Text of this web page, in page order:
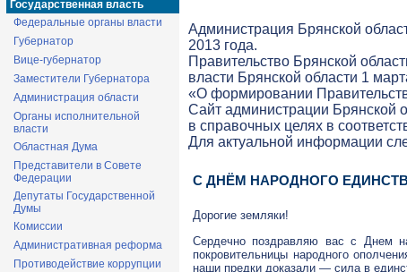
Государственная власть
Федеральные органы власти
Губернатор
Вице-губернатор
Заместители Губернатора
Администрация области
Органы исполнительной
власти
Областная Дума
Представители в Совете
Федерации
Депутаты Государственной
Думы
Комиссии
Административная реформа
Противодействие коррупции
Администрация Брянской
2013 года.
Правительство Брянской
власти Брянской области 1
«О формировании
Cайт администрации Брянской
в справочных целях в
Для актуальной информации
C ДНЁМ НАРОДНОГО
Дорогие земляки!
Сердечно поздравляю вас с Днем
покровительницы народного
наши предки доказали — сила в